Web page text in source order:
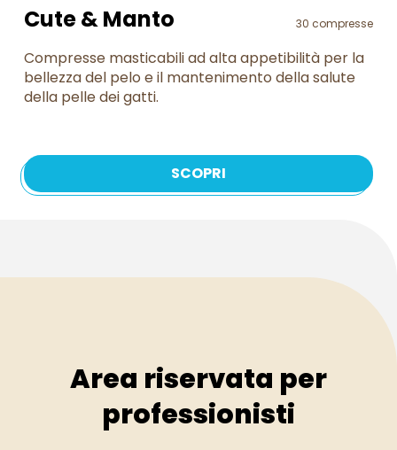
Cute & Manto 30 compresse
Compresse masticabili ad alta appetibilità per la
bellezza del pelo e il mantenimento della salute
della pelle dei gatti.
SCOPRI
Area riservata per
professionisti